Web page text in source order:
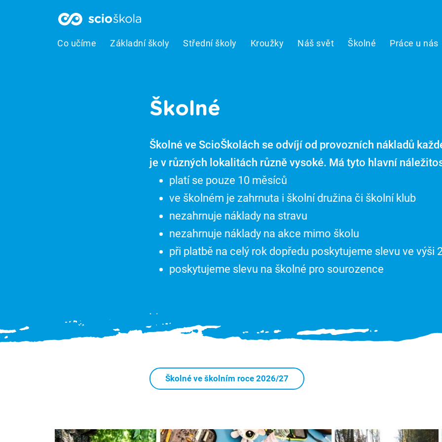
Co učíme Základní školy Střední školy Kroužky Náš svět Školné Práce u nás
Školné
Školné ve ScioŠkolách se odvíjí od provozních nákladů
je v různých lokalitách různě vysoké. Má tyto hlavní
platí se pouze 10 měsíců
ve školném je zahrnuta i školní družina či školní klub
nezahrnuje náklady na stravu
nezahrnuje náklady na akce mimo školu
při platbě na celý rok dopředu poskytujeme slevu ve výši
poskytujeme slevu na školné pro sourozence
Školné ve školním roce 2026/27